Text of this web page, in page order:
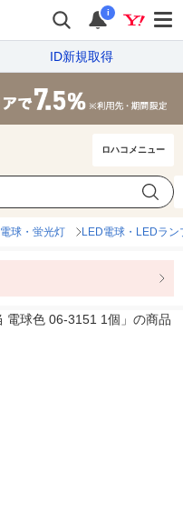
i
ID新規取得
ロハコメニュー
電球・蛍光灯 LED電球・LEDラン